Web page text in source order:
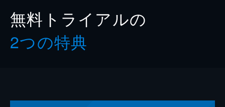
無料トライアルの
2つの特典